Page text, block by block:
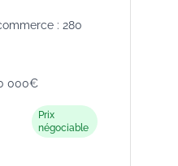
: 280
000€
Prix
négociable